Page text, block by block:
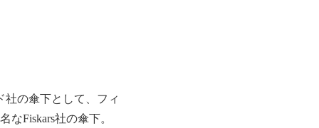
社の傘下として、フィ
Fiskars社の傘下。